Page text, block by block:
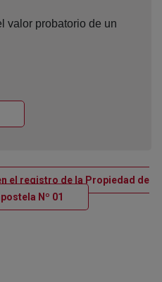
valor probatorio de un
el registro de la Propiedad de
Nº 01
Ventana nueva